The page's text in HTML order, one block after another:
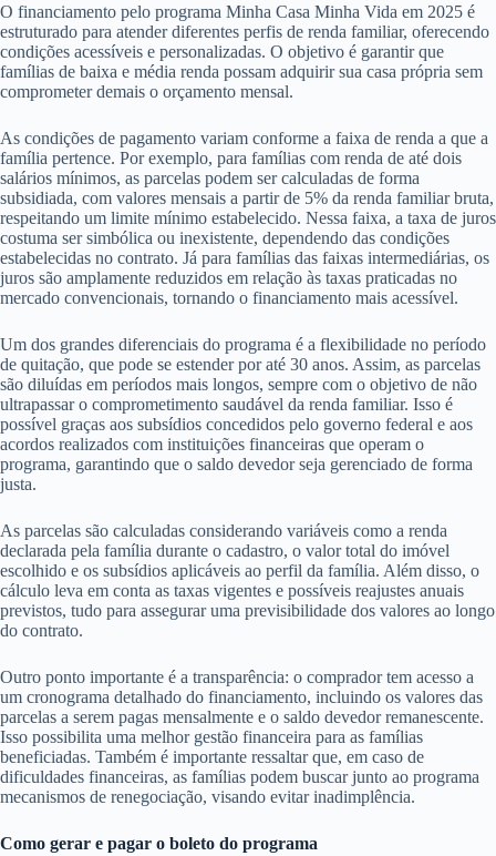
O financiamento pelo programa Minha Casa Minha Vida em 2025 é
estruturado para atender diferentes perfis de renda familiar, oferecendo
condições acessíveis e personalizadas. O objetivo é garantir que
famílias de baixa e média renda possam adquirir sua casa própria sem
comprometer demais o orçamento mensal.
As condições de pagamento variam conforme a faixa de renda a que a
família pertence. Por exemplo, para famílias com renda de até dois
salários mínimos, as parcelas podem ser calculadas de forma
subsidiada, com valores mensais a partir de 5% da renda familiar bruta,
respeitando um limite mínimo estabelecido. Nessa faixa, a taxa de juros
costuma ser simbólica ou inexistente, dependendo das condições
estabelecidas no contrato. Já para famílias das faixas intermediárias, os
juros são amplamente reduzidos em relação às taxas praticadas no
mercado convencionais, tornando o financiamento mais acessível.
Um dos grandes diferenciais do programa é a flexibilidade no período
de quitação, que pode se estender por até 30 anos. Assim, as parcelas
são diluídas em períodos mais longos, sempre com o objetivo de não
ultrapassar o comprometimento saudável da renda familiar. Isso é
possível graças aos subsídios concedidos pelo governo federal e aos
acordos realizados com instituições financeiras que operam o
programa, garantindo que o saldo devedor seja gerenciado de forma
justa.
As parcelas são calculadas considerando variáveis como a renda
declarada pela família durante o cadastro, o valor total do imóvel
escolhido e os subsídios aplicáveis ao perfil da família. Além disso, o
cálculo leva em conta as taxas vigentes e possíveis reajustes anuais
previstos, tudo para assegurar uma previsibilidade dos valores ao longo
do contrato.
Outro ponto importante é a transparência: o comprador tem acesso a
um cronograma detalhado do financiamento, incluindo os valores das
parcelas a serem pagas mensalmente e o saldo devedor remanescente.
Isso possibilita uma melhor gestão financeira para as famílias
beneficiadas. Também é importante ressaltar que, em caso de
dificuldades financeiras, as famílias podem buscar junto ao programa
mecanismos de renegociação, visando evitar inadimplência.
Como gerar e pagar o boleto do programa